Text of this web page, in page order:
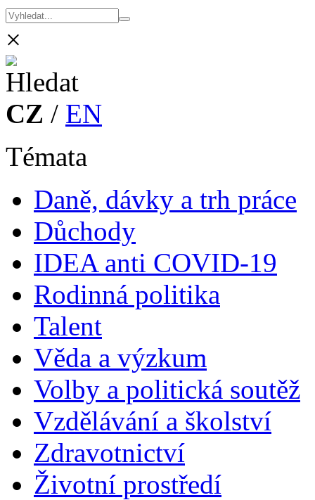
×
CZ / EN
Témata
Daně, dávky a trh práce
Důchody
IDEA anti COVID-19
Rodinná politika
Talent
Věda a výzkum
Volby a politická soutěž
Vzdělávání a školství
Zdravotnictví
Životní prostředí